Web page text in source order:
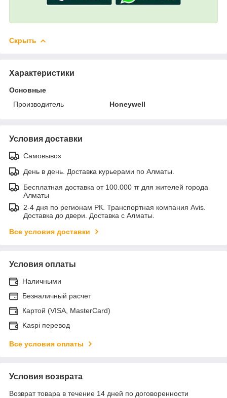
Скрыть
Характеристики
Основные
Производитель
Honeywell
Условия доставки
Самовывоз
День в день. Доставка курьерами по Алматы.
Бесплатная доставка от 100.000 тг для жителей города
Алматы
2-4 дня по регионам РК. Транспортная компания Avis.
Доставка до двери. Доставка с Алматы.
Все условия доставки
Условия оплаты
Наличными
Безналичный расчет
Картой (VISA, MasterCard)
Kaspi перевод
Все условия оплаты
Условия возврата
Возврат товара в течение 14 дней по договоренности